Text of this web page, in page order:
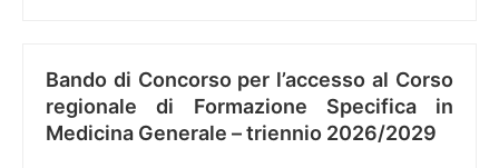
Bando di Concorso per l’accesso al Corso
regionale di Formazione Specifica in
Medicina Generale – triennio 2026/2029